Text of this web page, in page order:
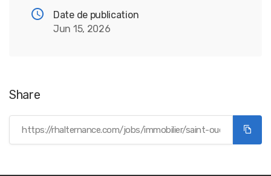
Date de publication
Jun 15, 2026
Share